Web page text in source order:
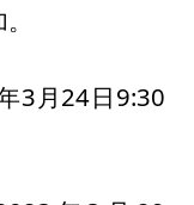
3月24日9:30